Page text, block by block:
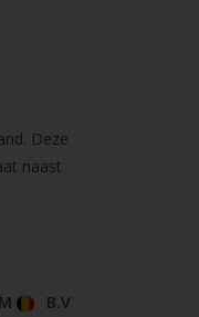
Deze
naast
B.V